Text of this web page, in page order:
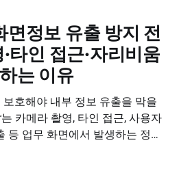
· Visual Hacking Prevention
정보 유출 방지 전
타인 접근·자리비움
는 이유
호해야 내부 정보 유출을 막을
등 업무 화면에서 발생하는 정보
검증으로 보안성과 편의성을